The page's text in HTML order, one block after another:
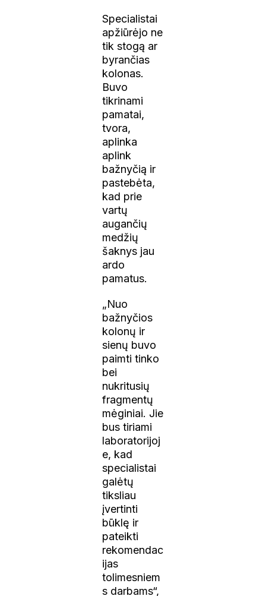
Specialistai
apžiūrėjo ne
tik stogą ar
byrančias
kolonas.
Buvo
tikrinami
pamatai,
tvora,
aplinka
aplink
bažnyčią ir
pastebėta,
kad prie
vartų
augančių
medžių
šaknys jau
ardo
pamatus.
„Nuo
bažnyčios
kolonų ir
sienų buvo
paimti tinko
bei
nukritusių
fragmentų
mėginiai. Jie
bus tiriami
laboratorijoj
e, kad
specialistai
galėtų
tiksliau
įvertinti
būklę ir
pateikti
rekomendac
ijas
tolimesniem
s darbams“,